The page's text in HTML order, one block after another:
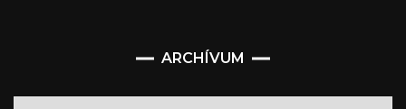
ARCHÍVUM
Archívum